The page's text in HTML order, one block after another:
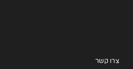
צרו קשר